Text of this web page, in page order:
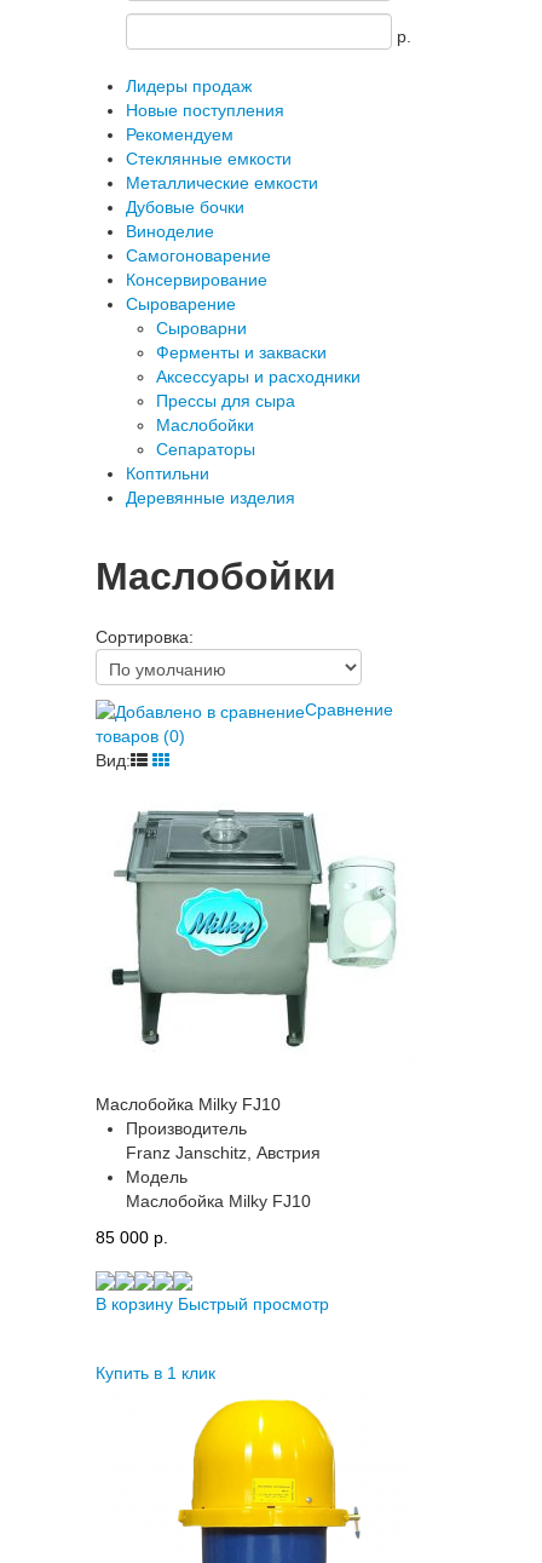
p.
Лидеры продаж
Новые поступления
Рекомендуем
Стеклянные емкости
Металлические емкости
Дубовые бочки
Виноделие
Самогоноварение
Консервирование
Сыроварение
Сыроварни
Ферменты и закваски
Аксессуары и расходники
Прессы для сыра
Маслобойки
Сепараторы
Коптильни
Деревянные изделия
Маслобойки
Сортировка:
Сравнение
товаров (0)
Вид:
Маслобойка Milky FJ10
Производитель
Franz Janschitz, Австрия
Модель
Маслобойка Milky FJ10
85 000 p.
В корзину Быстрый просмотр
Купить в 1 клик